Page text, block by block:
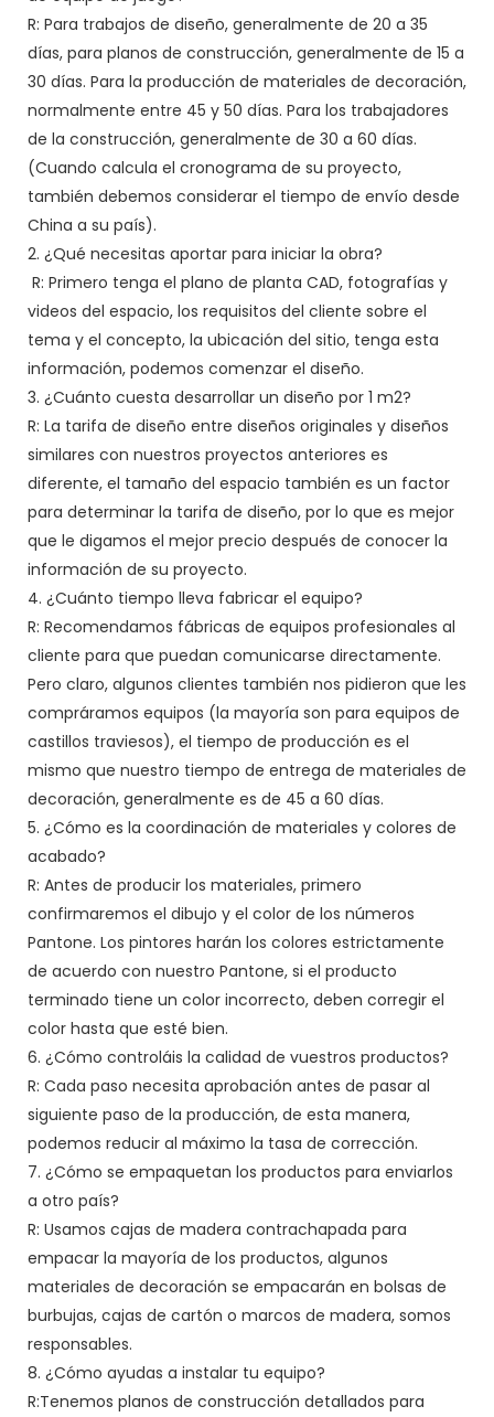
R: Para trabajos de diseño, generalmente de 20 a 35
días, para planos de construcción, generalmente de 15 a
30 días. Para la producción de materiales de decoración,
normalmente entre 45 y 50 días. Para los trabajadores
de la construcción, generalmente de 30 a 60 días.
(Cuando calcula el cronograma de su proyecto,
también debemos considerar el tiempo de envío desde
China a su país).
2. ¿Qué necesitas aportar para iniciar la obra?
R: Primero tenga el plano de planta CAD, fotografías y
videos del espacio, los requisitos del cliente sobre el
tema y el concepto, la ubicación del sitio, tenga esta
información, podemos comenzar el diseño.
3. ¿Cuánto cuesta desarrollar un diseño por 1 m2?
R: La tarifa de diseño entre diseños originales y diseños
similares con nuestros proyectos anteriores es
diferente, el tamaño del espacio también es un factor
para determinar la tarifa de diseño, por lo que es mejor
que le digamos el mejor precio después de conocer la
información de su proyecto.
4. ¿Cuánto tiempo lleva fabricar el equipo?
R: Recomendamos fábricas de equipos profesionales al
cliente para que puedan comunicarse directamente.
Pero claro, algunos clientes también nos pidieron que les
compráramos equipos (la mayoría son para equipos de
castillos traviesos), el tiempo de producción es el
mismo que nuestro tiempo de entrega de materiales de
decoración, generalmente es de 45 a 60 días.
5. ¿Cómo es la coordinación de materiales y colores de
acabado?
R: Antes de producir los materiales, primero
confirmaremos el dibujo y el color de los números
Pantone. Los pintores harán los colores estrictamente
de acuerdo con nuestro Pantone, si el producto
terminado tiene un color incorrecto, deben corregir el
color hasta que esté bien.
6. ¿Cómo controláis la calidad de vuestros productos?
R: Cada paso necesita aprobación antes de pasar al
siguiente paso de la producción, de esta manera,
podemos reducir al máximo la tasa de corrección.
7. ¿Cómo se empaquetan los productos para enviarlos
a otro país?
R: Usamos cajas de madera contrachapada para
empacar la mayoría de los productos, algunos
materiales de decoración se empacarán en bolsas de
burbujas, cajas de cartón o marcos de madera, somos
responsables.
8. ¿Cómo ayudas a instalar tu equipo?
R:Tenemos planos de construcción detallados para